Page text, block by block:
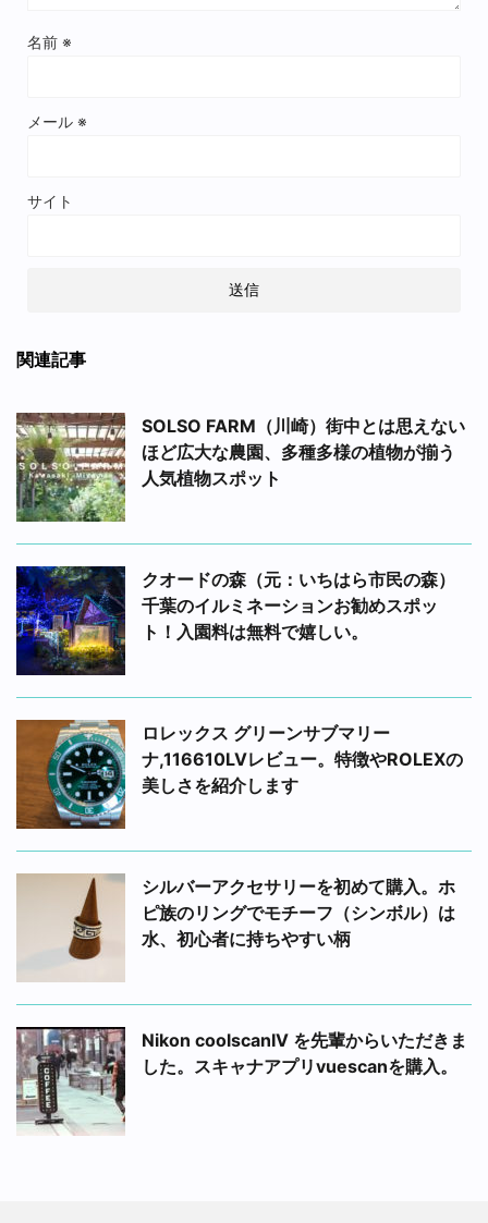
名前 ※
メール ※
サイト
関連記事
SOLSO FARM（川崎）街中とは思えない
ほど広大な農園、多種多様の植物が揃う
人気植物スポット
クオードの森（元：いちはら市民の森）
千葉のイルミネーションお勧めスポッ
ト！入園料は無料で嬉しい。
ロレックス グリーンサブマリー
ナ,116610LVレビュー。特徴やROLEXの
美しさを紹介します
シルバーアクセサリーを初めて購入。ホ
ピ族のリングでモチーフ（シンボル）は
水、初心者に持ちやすい柄
Nikon coolscanIV を先輩からいただきま
した。スキャナアプリvuescanを購入。